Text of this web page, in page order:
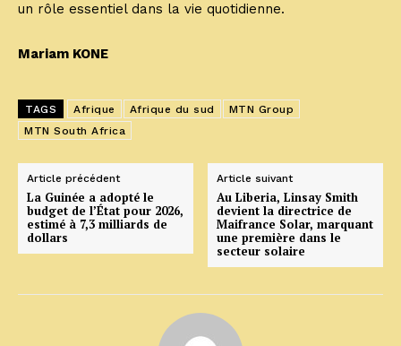
un rôle essentiel dans la vie quotidienne.
Mariam KONE
TAGS Afrique Afrique du sud
MTN Group
MTN South Africa
Article précédent
La Guinée a adopté le
budget de l’État pour 2026,
estimé à 7,3 milliards de
dollars
Article suivant
Au Liberia, Linsay Smith
devient la directrice de
Maifrance Solar, marquant
une première dans le
secteur solaire